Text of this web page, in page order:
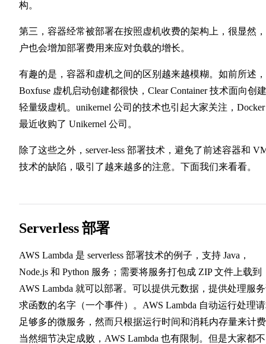
构。
第三，容器经常被部署在按照虚机收费的架构上，很显然
户也会增加部署费用来应对负载的增长。
有趣的是，容器和虚机之间的区别越来越模糊。如前所述，
Boxfuse 虚机启动创建都很快，Clear Container 技术面向创建
轻量级虚机。unikernel 公司的技术也引起大家关注，Docker
最近收购了 Unikernel 公司。
除了这些之外，server-less 部署技术，避免了前述容器和
技术的缺陷，吸引了越来越多的注意。下面我们来看看。
Serverless 部署
AWS Lambda 是 serverless 部署技术的例子，支持 Java，
Node.js 和 Python 服务；需要将服务打包成 ZIP 文件上载到
AWS Lambda 就可以部署。可以提供元数据，提供处理服
求函数的名字（一个事件）。AWS Lambda 自动运行处理
足够多的微服务，然而只根据运行时间和消耗内存量来计
当然细节决定成败，AWS Lambda 也有限制。但是大家都